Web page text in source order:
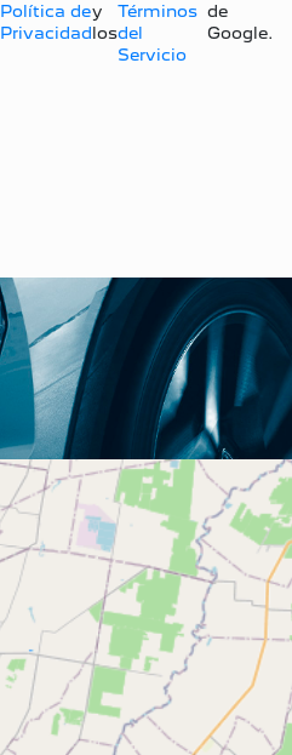
Política de
Privacidad
y
los
Términos
del
Servicio
de
Google.